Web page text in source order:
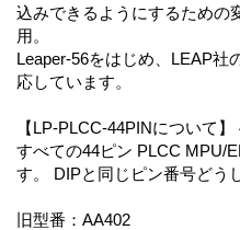
込みできるようにするための
用。
Leaper-56をはじめ、LEAP社
応しています。
【LP-PLCC-44PINについて
すべての44ピン PLCC MPU/
す。 DIPと同じピン番号どう
旧型番：AA402